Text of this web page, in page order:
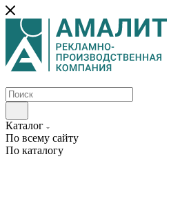
Каталог
По всему сайту
По каталогу